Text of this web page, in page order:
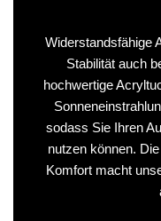
Widerstandsfähige
Stabilität auch
hochwertige
sodass Sie Ihren
nutzen können.
Komfort macht